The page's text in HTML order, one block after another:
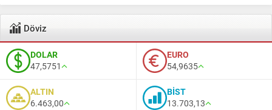
Döviz
DOLAR
47,5751
EURO
54,9635
ALTIN
6.463,00
BİST
13.703,13